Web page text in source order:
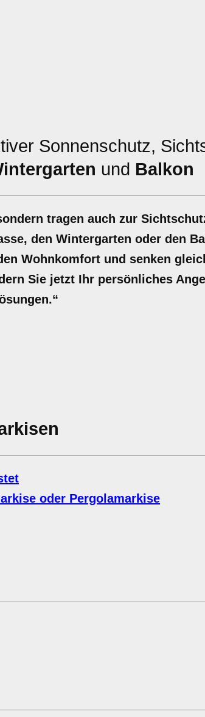
Sonnenschutz,
und Balkon
tragen auch zur
den Wintergarten oder den
Wohnkomfort und senken
Sie jetzt Ihr persönliches
oder Pergolamarkise